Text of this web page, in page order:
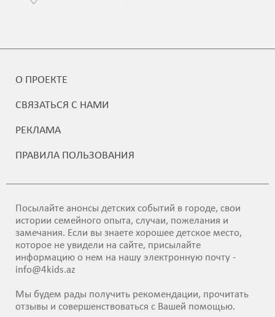
О ПРОЕКТЕ
СВЯЗАТЬСЯ С НАМИ
РЕКЛАМА
ПРАВИЛА ПОЛЬЗОВАНИЯ
Посылайте анонсы детских событий в городе, свои
истории семейного опыта, случаи, пожелания и
замечания. Если вы знаете хорошее детское место,
которое не увидели на сайте, присылайте
информацию о нем на нашу электронную почту -
info@4kids.az
Мы будем рады получить рекомендации, прочитать
отзывы и совершенствоваться с Вашей помощью.